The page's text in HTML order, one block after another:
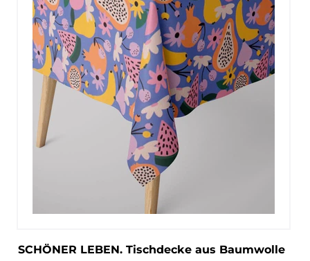
SCHÖNER LEBEN. Tischdecke aus Baumwolle